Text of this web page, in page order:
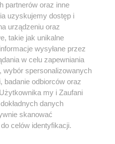
nie może być powielany i
w jakikolwiek sposób (w
na jakimkolwiek polu
z umieszczaniem w
praw. Jakiekolwiek użycie lub
w części z naruszeniem prawa,
pod groźbą kary i może być
partnerów oraz inne
uzyskujemy dostęp i
urządzeniu oraz
takie jak unikalne
wysyłane przez
w celu zapewniania
wybór spersonalizowanych
badanie odbiorców oraz
my i Zaufani
danych
skanować
celów identyfikacji.